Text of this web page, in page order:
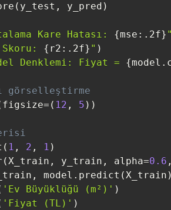
( y_test , y_pred )
Kare Hatası: {mse : .2f}
{ r2 : .2f} " )
Denklemi: Fiyat = {model .
görselleştirme
figsize= ( 12 , 5 ) )
( 1 , 2 , 1 )
(X_train , y_train , alpha=0.6
, model . predict (X_train
'Ev Büyüklüğü (m²)' )
'Fiyat (TL)' )